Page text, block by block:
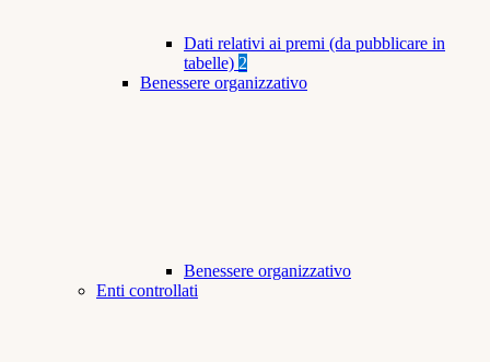
Dati relativi ai premi (da pubblicare in
tabelle) 2
Benessere organizzativo
Benessere organizzativo
Enti controllati